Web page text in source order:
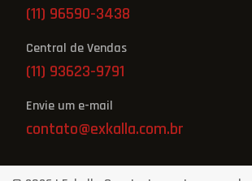
(11) 96590-3438
Central de Vendas
(11) 93623-9791
Envie um e-mail
contato@exkalla.com.br